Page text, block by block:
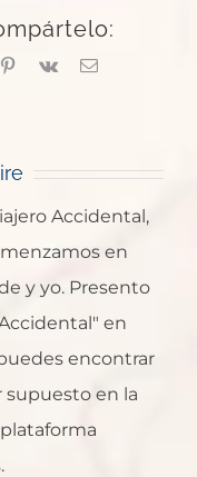
Pinterest
Vk
Correo
Accidental,
en
y yo. Presento
en
encontrar
supuesto en la